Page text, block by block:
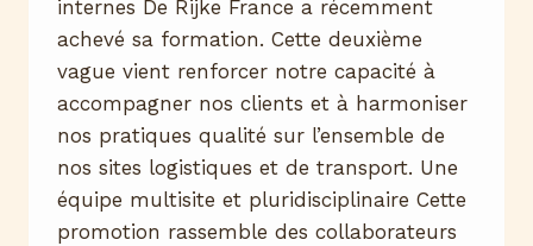
internes De Rijke France a récemment
achevé sa formation. Cette deuxième
vague vient renforcer notre capacité à
accompagner nos clients et à harmoniser
nos pratiques qualité sur l’ensemble de
nos sites logistiques et de transport. Une
équipe multisite et pluridisciplinaire Cette
promotion rassemble des collaborateurs